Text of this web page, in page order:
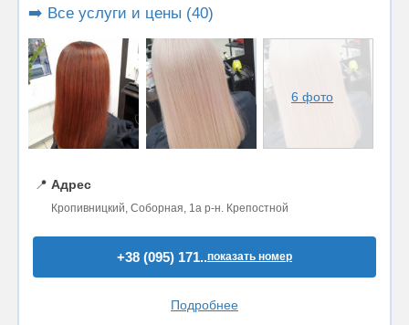
➡️ Все услуги и цены (40)
6 фото
📍 Адрес
Кропивницкий, Соборная, 1а р-н. Крепостной
+38 (095) 171..показать номер
Подробнее